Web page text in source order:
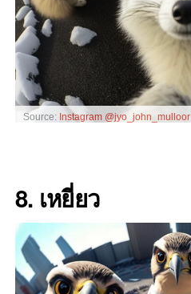
Source: Instagram @jyo_john_mulloor
8. เหยี่ยว